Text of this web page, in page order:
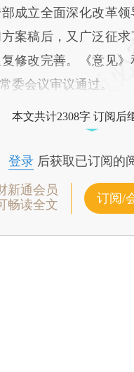
成立全面深化改革
案稿后，又广泛征
修改完善。《意见
委会议审议通过。
本文共计2308字 订阅后
登录后获取已订阅的
新通会员
畅读全文
订阅/